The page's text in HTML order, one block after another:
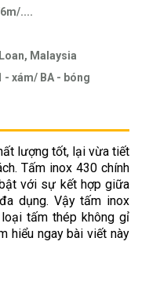
....
Malaysia
- xám/ BA - bóng
lượng tốt, lại vừa tiết
Tấm inox 430 chính
với sự kết hợp giữa
dụng. Vậy tấm inox
tấm thép không gỉ
hiểu ngay bài viết này